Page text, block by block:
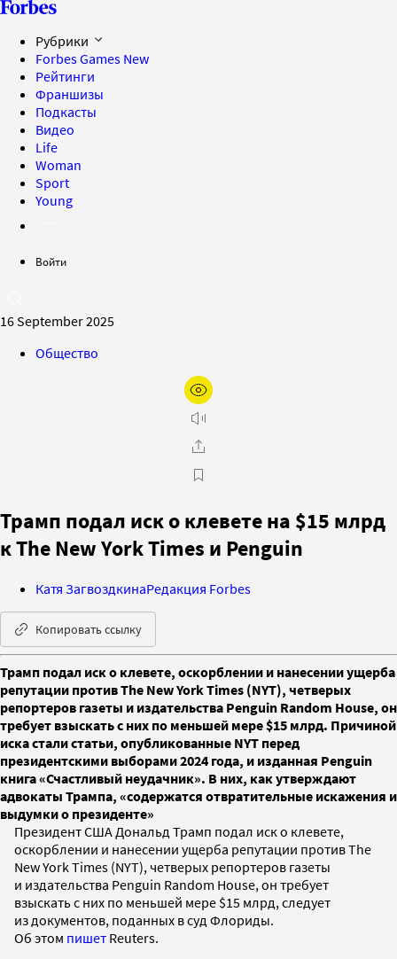
Рубрики
Forbes Games New
Рейтинги
Франшизы
Подкасты
Видео
Life
Woman
Sport
Young
Войти
16 September 2025
Общество
Трамп подал иск о клевете на $15 млрд
к The New York Times и Penguin
Катя ЗагвоздкинаРедакция Forbes
Копировать ссылку
Трамп подал иск о клевете, оскорблении и нанесении ущерба
репутации против The New York Times (NYT), четверых
репортеров газеты и издательства Penguin Random House, он
требует взыскать с них по меньшей мере $15 млрд. Причиной
иска стали статьи, опубликованные NYT перед
президентскими выборами 2024 года, и изданная Penguin
книга «Счастливый неудачник». В них, как утверждают
адвокаты Трампа, «содержатся отвратительные искажения и
выдумки о президенте»
Президент США Дональд Трамп подал иск о клевете,
оскорблении и нанесении ущерба репутации против The
New York Times (NYT), четверых репортеров газеты
и издательства Penguin Random House, он требует
взыскать с них по меньшей мере $15 млрд, следует
из документов, поданных в суд Флориды.
Об этом пишет Reuters.